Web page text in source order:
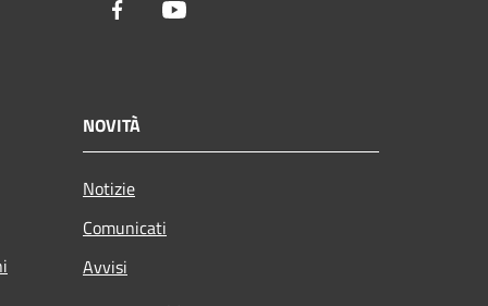
Facebook
NOVITÀ
Notizie
Comunicati
Avvisi